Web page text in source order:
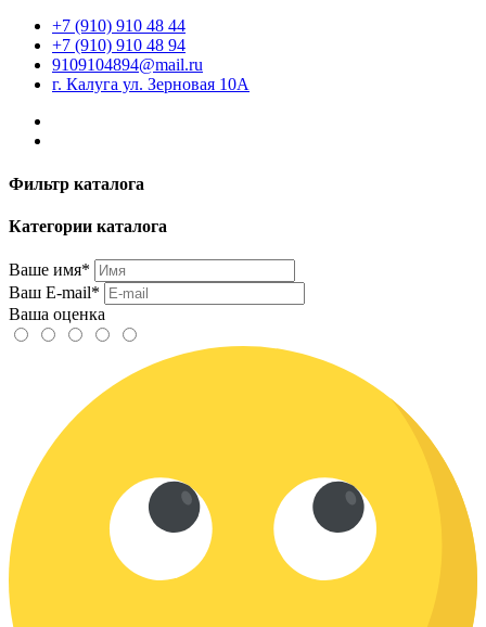
+7 (910) 910 48 44
+7 (910) 910 48 94
9109104894@mail.ru
г. Калуга ул. Зерновая 10А
Фильтр каталога
Категории каталога
Ваше имя*
Ваш E-mail*
Ваша оценка